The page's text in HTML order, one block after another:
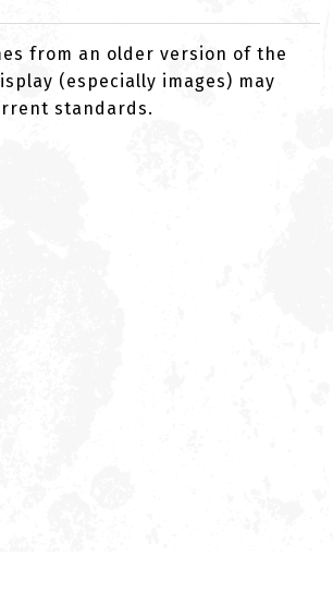
from an older version of the
(especially images) may
standards.